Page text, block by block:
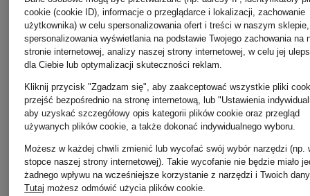
+ rabat
+ rabat
cookie (cookie ID), informacje o przeglądarce i lokalizacji, zachowanie
użytkownika) w celu spersonalizowania ofert i treści w naszym sklepie,
spersonalizowania wyświetlania na podstawie Twojego zachowania na
stronie internetowej, analizy naszej strony internetowej, w celu jej
dla Ciebie lub optymalizacji skuteczności reklam.
Kliknij przycisk "Zgadzam się", aby zaakceptować wszystkie pliki
przejść bezpośrednio na stronę internetową, lub "Ustawienia
aby uzyskać szczegółowy opis kategorii plików cookie oraz przegląd
używanych plików cookie, a także dokonać indywidualnego wyboru.
Możesz w każdej chwili zmienić lub wycofać swój wybór narzędzi (np.
stopce naszej strony internetowej). Takie wycofanie nie będzie miało
żadnego wpływu na wcześniejsze korzystanie z narzędzi i Twoich
Tutaj możesz odmówić użycia plików cookie.